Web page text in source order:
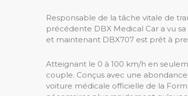
Responsable de la tâche vitale de
précédente DBX Medical Car a vu
et maintenant DBX707 est prêt à
Atteignant le 0 à 100 km/h en
couple. Conçus avec une
voiture médicale officielle de la